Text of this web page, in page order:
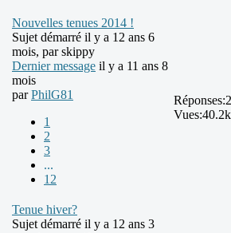
Nouvelles tenues 2014 !
Sujet démarré il y a 12 ans 6
mois, parskippy
Dernier message il y a 11 ans 8
mois
parPhilG81
1
2
3
...
12
Réponses:
Vues:40.2k
Tenue hiver?
Sujet démarré il y a 12 ans 3